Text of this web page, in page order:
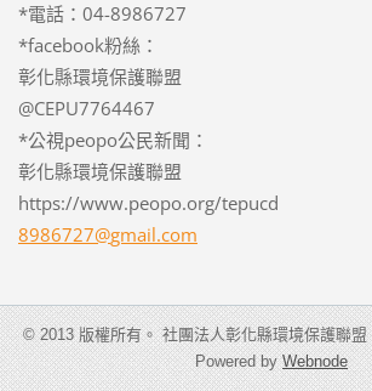
*電話：04-8986727
*facebook粉絲：
彰化縣環境保護聯盟
@CEPU7764467
*公視peopo公民新聞：
彰化縣環境保護聯盟
https://www.peopo.org/tepucd
8986727@gmail.com
© 2013 版權所有。 社團法人彰化縣環境保護聯盟
Powered byWebnode